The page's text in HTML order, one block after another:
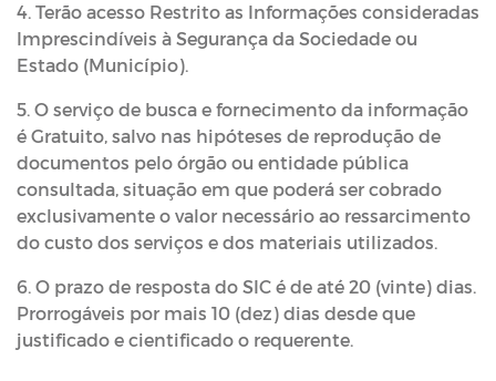
4. Terão acesso Restrito as Informações consideradas
Imprescindíveis à Segurança da Sociedade ou
Estado (Município).
5. O serviço de busca e fornecimento da informação
é Gratuito, salvo nas hipóteses de reprodução de
documentos pelo órgão ou entidade pública
consultada, situação em que poderá ser cobrado
exclusivamente o valor necessário ao ressarcimento
do custo dos serviços e dos materiais utilizados.
6. O prazo de resposta do SIC é de até 20 (vinte) dias.
Prorrogáveis por mais 10 (dez) dias desde que
justificado e cientificado o requerente.